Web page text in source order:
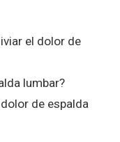
el dolor de
lumbar?
de espalda